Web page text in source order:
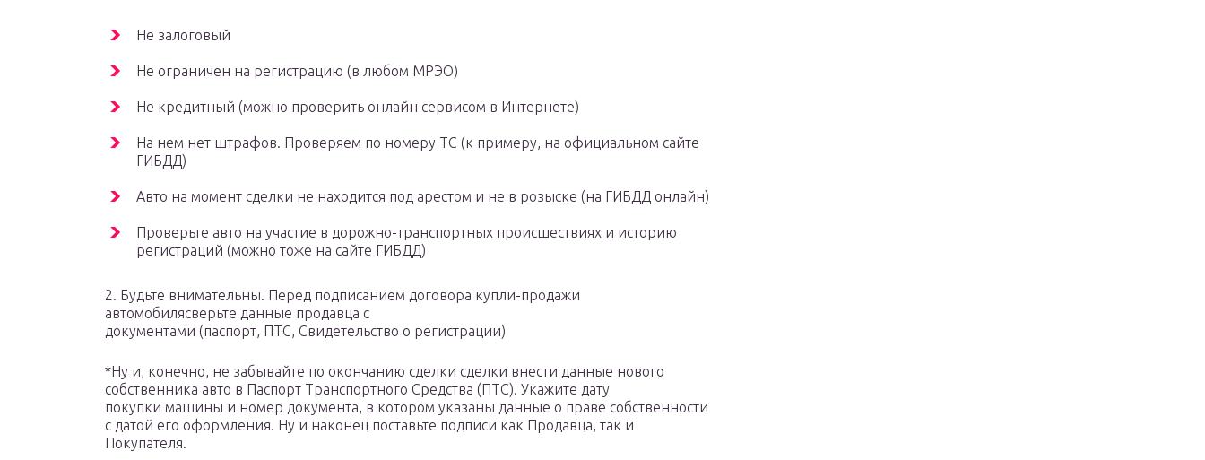
Не залоговый
Не ограничен на регистрацию (в любом МРЭО)
Не кредитный (можно проверить онлайн сервисом в Интернете)
На нем нет штрафов. Проверяем по номеру ТС (к примеру, на официальном сайте
ГИБДД)
Авто на момент сделки не находится под арестом и не в розыске (на ГИБДД онлайн)
Проверьте авто на участие в дорожно-транспортных происшествиях и историю
регистраций (можно тоже на сайте ГИБДД)
2. Будьте внимательны. Перед подписанием договора купли-продажи
автомобилясверьте данные продавца с
документами (паспорт, ПТС, Свидетельство о регистрации)
*Ну и, конечно, не забывайте по окончанию сделки сделки внести данные нового
собственника авто в Паспорт Транспортного Средства (ПТС). Укажите дату
покупки машины и номер документа, в котором указаны данные о праве собственности
с датой его оформления. Ну и наконец поставьте подписи как Продавца, так и
Покупателя.